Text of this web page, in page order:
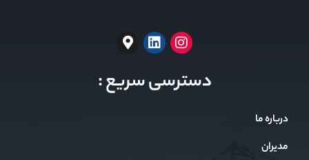
دسترسی سریع :
درباره ما
مدیران